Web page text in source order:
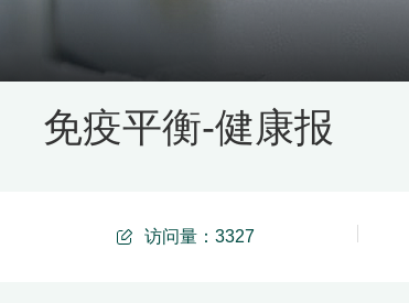
免疫平衡-健康报
访问量： 3327